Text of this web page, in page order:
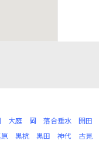
大庭 岡 落合垂水 開田
黒杭 黒田 神代 古見